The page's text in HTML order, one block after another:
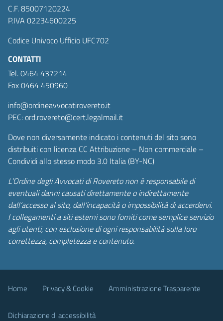
C.F. 85007120224
P.IVA 02234600225
Codice Univoco Ufficio UFC702
CONTATTI
Tel. 0464 437214
Fax 0464 450960
info@ordineavvocatirovereto.it
PEC: ord.rovereto@cert.legalmail.it
Dove non diversamente indicato i contenuti del sito sono
distribuiti con licenza CC Attribuzione – Non commerciale –
Condividi allo stesso modo 3.0 Italia (BY-NC)
L’Ordine degli Avvocati di Rovereto non è responsabile di
eventuali danni causati direttamente o indirettamente
dall’accesso al sito, dall’incapacità o impossibilità di accerdervi.
I collegamenti a siti esterni sono forniti come semplice servizio
agli utenti, con esclusione di ogni responsabilità sulla loro
correttezza, completezza e contenuto.
Home Privacy & Cookie Amministrazione Trasparente
Dichiarazione di accessibilità